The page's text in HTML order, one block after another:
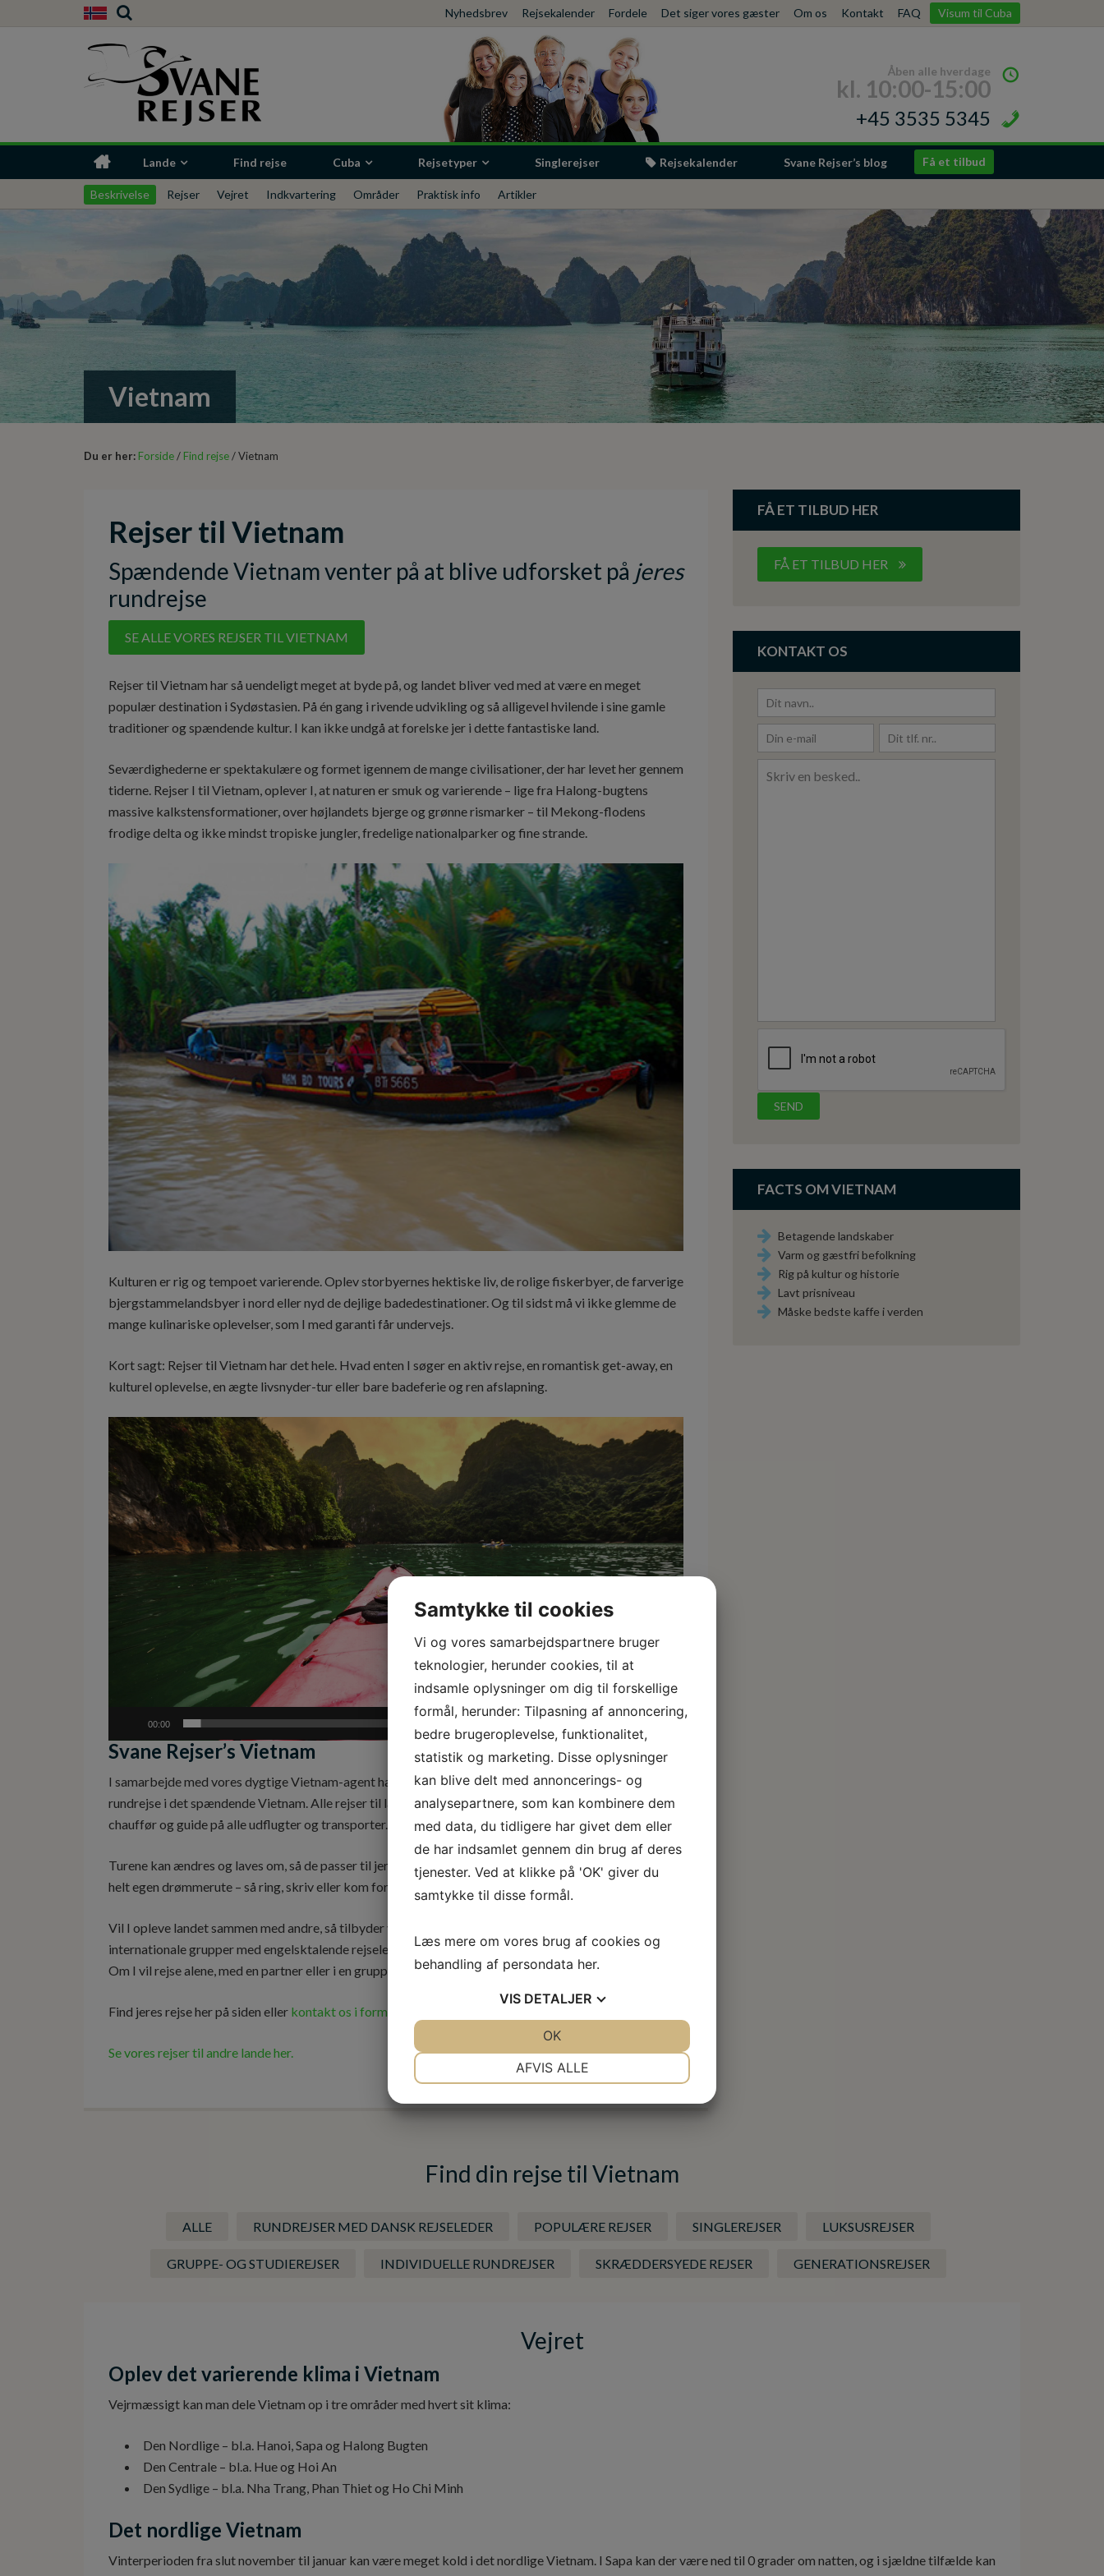
Nyhedsbrev Rejsekalender Fordele Det siger vores gæster Om os Kontakt FAQ Visum til Cuba
Åben alle hverdage
kl. 10:00-15:00
+45 3535 5345
Lande Find rejse Cuba Rejsetyper Singlerejser Rejsekalender Svane Rejser’s blog Få et tilbud
Beskrivelse Rejser Vejret Indkvartering Områder Praktisk info Artikler
Vietnam
Du er her: Forside/ Find rejse/ Vietnam
Rejser til Vietnam
Spændende Vietnam venter på at blive udforsket på jeres
rundrejse
SE ALLE VORES REJSER TIL VIETNAM
Rejser til Vietnam har så uendeligt meget at byde på, og landet bliver ved med at være en meget
populær destination i Sydøstasien. På én gang i rivende udvikling og så alligevel hvilende i sine gamle
traditioner og spændende kultur. I kan ikke undgå at forelske jer i dette fantastiske land.
Seværdighederne er spektakulære og formet igennem de mange civilisationer, der har levet her gennem
tiderne. Rejser I til Vietnam, oplever I, at naturen er smuk og varierende – lige fra Halong-bugtens
massive kalkstensformationer, over højlandets bjerge og grønne rismarker – til Mekong-flodens
frodige delta og ikke mindst tropiske jungler, fredelige nationalparker og fine strande.
Kulturen er rig og tempoet varierende. Oplev storbyernes hektiske liv, de rolige fiskerbyer, de farverige
bjergstammelandsbyer i nord eller nyd de dejlige badedestinationer. Og til sidst må vi ikke glemme de
mange kulinariske oplevelser, som I med garanti får undervejs.
Kort sagt: Rejser til Vietnam har det hele. Hvad enten I søger en aktiv rejse, en romantisk get-away, en
kulturel oplevelse, en ægte livsnyder-tur eller bare badeferie og ren afslapning.
Videoafspiller
00:00
Svane Rejser’s Vietnam
I samarbejde med vores dygtige Vietnam-agent har vi sammensat en række forskellige bud på en
rundrejse i det spændende Vietnam. Alle rejser til landet er som udgangspunkt individuelle med egen
chauffør og guide på alle udflugter og transporter.
Turene kan ændres og laves om, så de passer til jeres helt specielle ønsker og behov. Måske har I jeres
helt egen drømmerute – så ring, skriv eller kom forbi til en uforpligtende snak om jeres ferie i Vietnam.
Vil I opleve landet sammen med andre, så tilbyder vi også ture med dansk rejseleder, eller i små
internationale grupper med engelsktalende rejseleder.
Om I vil rejse alene, med en partner eller i en gruppe, så har vi rejser til Vietnam for enhver smag!
Find jeres rejse her på siden eller kontakt os i formularen
Se vores rejser til andre lande her.
FÅ ET TILBUD HER
FÅ ET TILBUD HER
KONTAKT OS
FACTS OM VIETNAM
Betagende landskaber
Varm og gæstfri befolkning
Rig på kultur og historie
Lavt prisniveau
Måske bedste kaffe i verden
Find din rejse til Vietnam
ALLE RUNDREJSER MED DANSK REJSELEDER POPULÆRE REJSER SINGLEREJSER LUKSUSREJSER
GRUPPE- OG STUDIEREJSER INDIVIDUELLE RUNDREJSER SKRÆDDERSYEDE REJSER GENERATIONSREJSER
Vejret
Oplev det varierende klima i Vietnam
Vejrmæssigt kan man dele Vietnam op i tre områder med hvert sit klima:
Den Nordlige – bl.a. Hanoi, Sapa og Halong Bugten
Den Centrale – bl.a. Hue og Hoi An
Den Sydlige – bl.a. Nha Trang, Phan Thiet og Ho Chi Minh
Det nordlige Vietnam
Vinterperioden fra slut november til januar kan være meget kold i det nordlige Vietnam. I Sapa kan der være ned til 0 grader om natten, og i sjældne tilfælde kan
Samtykke til cookies
Vi og vores samarbejdspartnere bruger
teknologier, herunder cookies, til at
indsamle oplysninger om dig til forskellige
formål, herunder: Tilpasning af annoncering,
bedre brugeroplevelse, funktionalitet,
statistik og marketing. Disse oplysninger
kan blive delt med annoncerings- og
analysepartnere, som kan kombinere dem
med data, du tidligere har givet dem eller
de har indsamlet gennem din brug af deres
tjenester. Ved at klikke på 'OK' giver du
samtykke til disse formål.
Læs mere om vores brug af cookies og
behandling af persondata her.
VIS DETALJER
AFVIS ALLE
OK